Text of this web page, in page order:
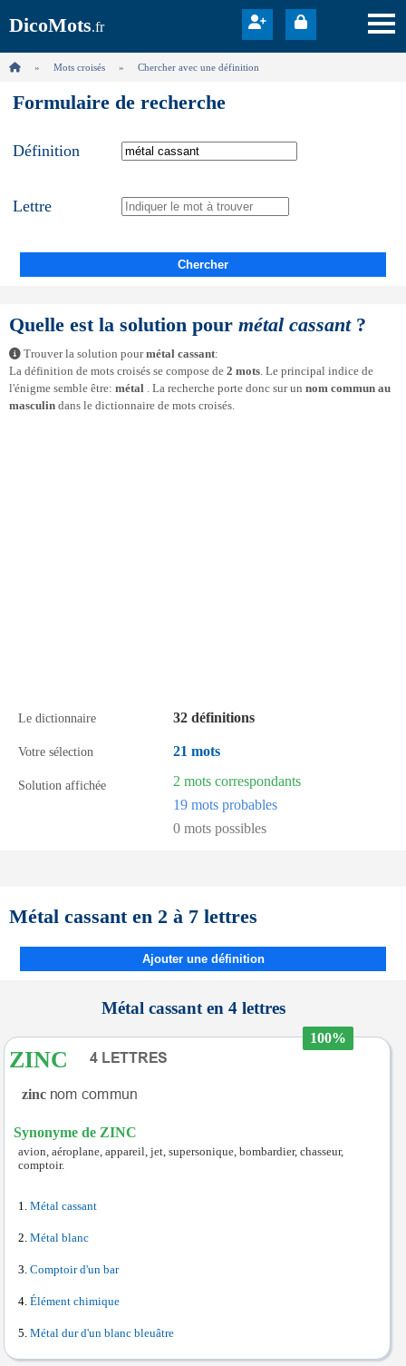
DicoMots.fr
Mots croisés Chercher avec une définition
Formulaire de recherche
Définition
Lettre
Chercher
Quelle est la solution pour métal cassant?
Trouver la solution pourmétal cassant:
La définition de mots croisés se compose de 2 mots. Le principal indice de
l'énigme semble être: métal . La recherche porte donc sur un nom commun au
masculin dans le dictionnaire de mots croisés.
Le dictionnaire 32 définitions
Votre sélection 21 mots
Solution affichée
2 mots correspondants
19 mots probables
0 mots possibles
Métal cassant en 2 à 7 lettres
Ajouter une définition
Métal cassant en 4 lettres
100%
ZINC
zinc
Synonyme de ZINC
avion, aéroplane, appareil, jet, supersonique, bombardier, chasseur,
comptoir.
Métal cassant
Métal blanc
Comptoir d'un bar
Élément chimique
Métal dur d'un blanc bleuâtre